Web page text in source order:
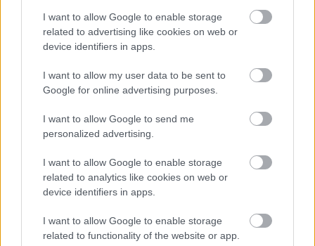
I want to allow Google to enable storage
related to advertising like cookies on web or
device identifiers in apps.
I want to allow my user data to be sent to
Google for online advertising purposes.
I want to allow Google to send me
personalized advertising.
I want to allow Google to enable storage
related to analytics like cookies on web or
device identifiers in apps.
I want to allow Google to enable storage
related to functionality of the website or app.
A vasárnapi Kispest-DVTK meccs kapcsán találtunk
infót a jegyekkel kapcsolatosan, most ezt osztjuk
meg veletek!
Szurkolói busz indul ismét
Nyíregyházára!
2012. augusztus 02.
A DVSC klub szokásához híven ismét szurkolói buszt
indít Nyíregyházára, a DVSC-BATE Boriszov BL-